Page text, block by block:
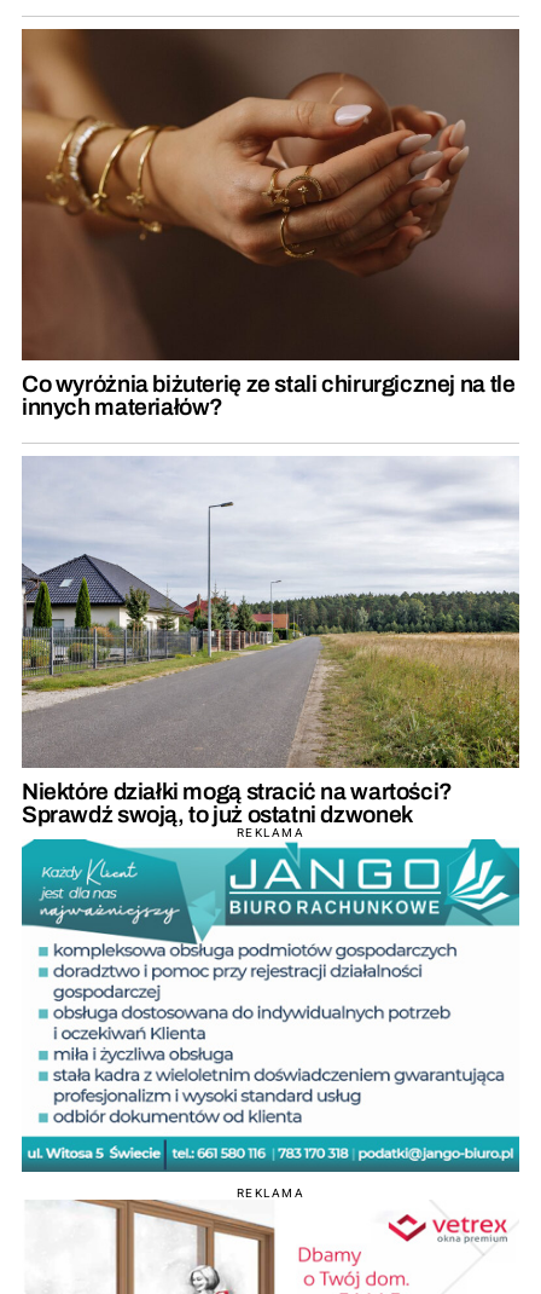
Co wyróżnia biżuterię ze stali chirurgicznej na tle
innych materiałów?
Niektóre działki mogą stracić na wartości?
Sprawdź swoją, to już ostatni dzwonek
REKLAMA
REKLAMA